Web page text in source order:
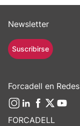
FORCADELL
Newsletter
Suscribirse
Forcadell en Redes